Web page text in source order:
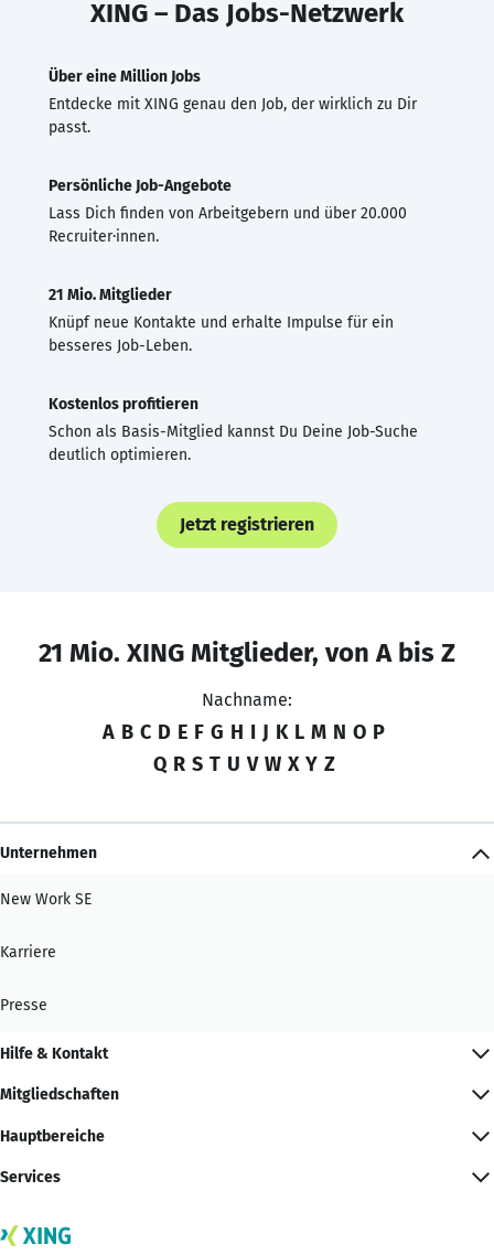
XING – Das Jobs-Netzwerk
Über eine Million Jobs
Entdecke mit XING genau den Job, der wirklich zu Dir
passt.
Persönliche Job-Angebote
Lass Dich finden von Arbeitgebern und über 20.000
Recruiter·innen.
21 Mio. Mitglieder
Knüpf neue Kontakte und erhalte Impulse für ein
besseres Job-Leben.
Kostenlos profitieren
Schon als Basis-Mitglied kannst Du Deine Job-Suche
deutlich optimieren.
Jetzt registrieren
21 Mio. XING Mitglieder, von A bis Z
Nachname:
A B C D E F G H I J K L M N O P
Q R S T U V W X Y Z
Unternehmen
New Work SE
Karriere
Presse
Hilfe & Kontakt
Mitgliedschaften
Hauptbereiche
Services